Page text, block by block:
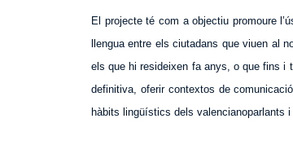
El projecte té com a objectiu promoure
llengua entre els ciutadans que viuen al
els que hi resideixen fa anys, o que fins i
definitiva, oferir contextos de
hàbits lingüístics dels valencianoparlants i